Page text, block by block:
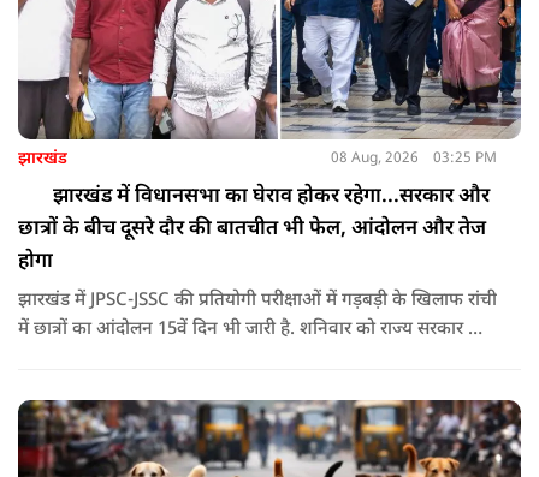
झारखंड 08 Aug, 2026 03:25 PM
झारखंड में विधानसभा का घेराव होकर रहेगा...सरकार और
छात्रों के बीच दूसरे दौर की बातचीत भी फेल, आंदोलन और तेज
होगा
झारखंड में JPSC-JSSC की प्रतियोगी परीक्षाओं में गड़बड़ी के खिलाफ रांची
में छात्रों का आंदोलन 15वें दिन भी जारी है. शनिवार को राज्य सरकार और